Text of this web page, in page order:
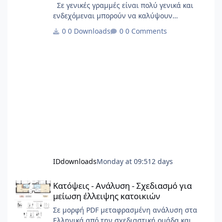
Σε γενικές γραμμές είναι πολύ γενικά και
ενδεχόμεναι μπορούν να καλύψουν
0 Downloads 0 Comments
IDdownloadsMonday at 09:512 days
Κατόψεις - Ανάλυση - Σχεδιασμό για μείωση έλλειψης
Κατόψεις - Ανάλυση - Σχεδιασμό για
μείωση έλλειψης κατοικιών
Σε μορφή PDF μεταφρασμένη ανάλυση στα